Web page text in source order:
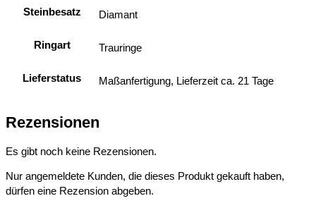
Steinbesatz Diamant
Ringart Trauringe
Lieferstatus Maßanfertigung, Lieferzeit ca. 21 Tage
Rezensionen
Es gibt noch keine Rezensionen.
Nur angemeldete Kunden, die dieses Produkt gekauft haben,
dürfen eine Rezension abgeben.